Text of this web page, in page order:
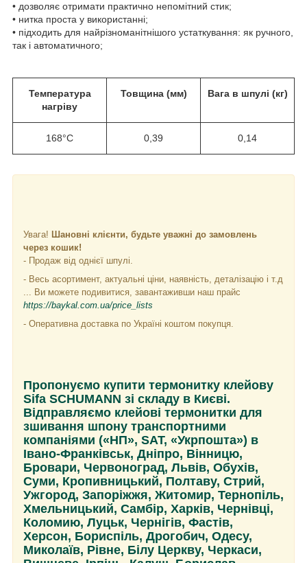
• дозволяє отримати практично непомітний стик;
• нитка проста у використанні;
• підходить для найрізноманітнішого устаткування: як ручного,
так і автоматичного;
Температура
нагріву
Товщина (мм) Вага в шпулі (кг)
168°C 0,39 0,14
Увага! Шановні клієнти, будьте уважні до замовлень
через кошик!
- Продаж від однієї шпулі.
- Весь асортимент, актуальні ціни, наявність, деталізацію і т.д
... Ви можете подивитися, завантаживши наш прайс
https://baykal.com.ua/price_lists
- Оперативна доставка по Україні коштом покупця.
Пропонуємо купити термонитку клейову
Sifa SCHUMANN зі складу в Києві.
Відправляємо клейові термонитки для
зшивання шпону транспортними
компаніями («НП», SАТ, «Укрпошта») в
Івано-Франківськ, Дніпро, Вінницю,
Бровари, Червоноград, Львів, Обухів,
Суми, Кропивницький, Полтаву, Стрий,
Ужгород, Запоріжжя, Житомир, Тернопіль,
Хмельницький, Самбір, Харків, Чернівці,
Коломию, Луцьк, Чернігів, Фастів,
Херсон, Бориспіль, Дрогобич, Одесу,
Миколаїв, Рівне, Білу Церкву, Черкаси,